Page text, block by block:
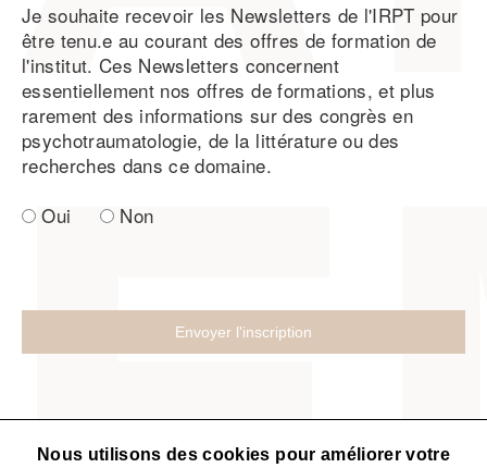
Je souhaite recevoir les Newsletters de l'IRPT pour
être tenu.e au courant des offres de formation de
l'institut. Ces Newsletters concernent
essentiellement nos offres de formations, et plus
rarement des informations sur des congrès en
psychotraumatologie, de la littérature ou des
recherches dans ce domaine.
Oui
Non
Nous utilisons des cookies pour améliorer votre